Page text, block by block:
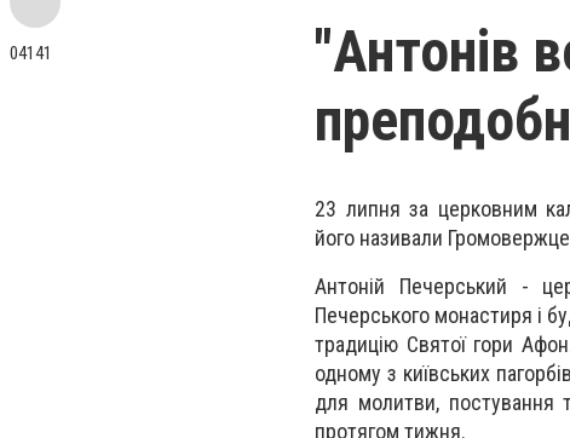
04141
"Антонів
23 липня за церковним
його називали
Антоній Печерський -
Печерського монастиря і
традицію Святої гори
одному з київських
для молитви, постування
протягом тижня.